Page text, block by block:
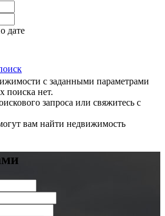
дате
с заданными параметрами
поиска нет.
запроса или свяжитесь с
вам найти недвижимость